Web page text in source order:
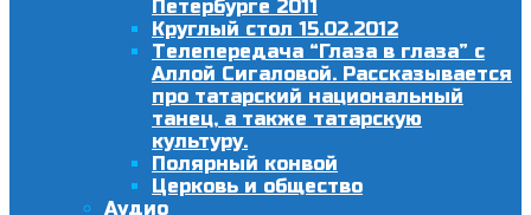
Петербурге 2011
Круглый стол 15.02.2012
Телепередача “Глаза в глаза” с
Аллой Сигаловой. Рассказывается
про татарский национальный
танец, а также татарскую
культуру.
Полярный конвой
Церковь и общество
Аудио